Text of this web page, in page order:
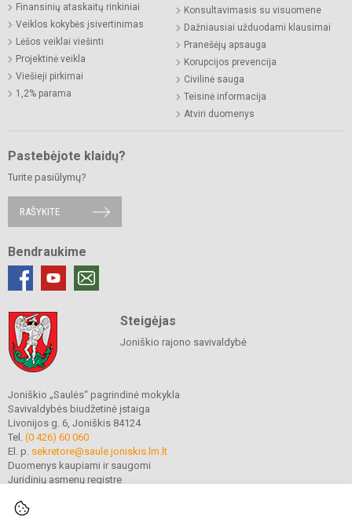
Finansinių ataskaitų rinkiniai
Veiklos kokybės įsivertinimas
Lėšos veiklai viešinti
Projektinė veikla
Viešieji pirkimai
1,2% parama
Konsultavimasis su visuomene
Dažniausiai užduodami klausimai
Pranešėjų apsauga
Korupcijos prevencija
Civilinė sauga
Teisinė informacija
Atviri duomenys
Pastebėjote klaidų?
Turite pasiūlymų?
RAŠYKITE
Bendraukime
Steigėjas
Joniškio rajono savivaldybė
Joniškio „Saulės“ pagrindinė mokykla
Savivaldybės biudžetinė įstaiga
Livonijos g. 6, Joniškis 84124
Tel. (0 426) 60 060
El. p. sekretore@saule.joniskis.lm.lt
Duomenys kaupiami ir saugomi
Juridinių asmenų registre